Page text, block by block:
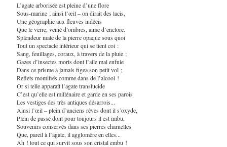
L’agate arborisée est pleine d’une flore
Sous-marine ; ainsi l’œil – on dirait des lacis,
Une géographie aux fleuves indécis
Que le verre, veiné d’ombres, aime d’enclore.
Splendeur mate de la pierre opaque sous quoi
Tout un spectacle intérieur qui se tient coi :
Sang, feuillages, coraux, à travers de la pluie ;
Gazes d’insectes morts dont l’aile mal enfuie
Dans ce prisme à jamais figea son petit vol ;
Reflets momifiés comme dans de l’alcool !
Or si telle apparaît l’agate translucide
C’est qu’elle est millénaire et garde en ses parois
Les vestiges des très antiques désarrois...
Ainsi l’œil – plein d’anciens rêves dont il s’oxyde,
Plein de passé dont pour toujours il est imbu,
Souvenirs conservés dans ses pierres charnelles
Que, pareil à l’agate, il agglomère en elles...
Ah ! tout ce qui survit sous son cristal embu !